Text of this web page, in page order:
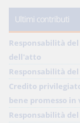
Ultimi contributi
Responsabilità
dell'atto
Responsabilità
Credito
bene promesso in
Responsabilità